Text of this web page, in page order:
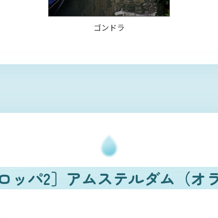
ゴンドラ
ッパ2］ アムステルダム （オ